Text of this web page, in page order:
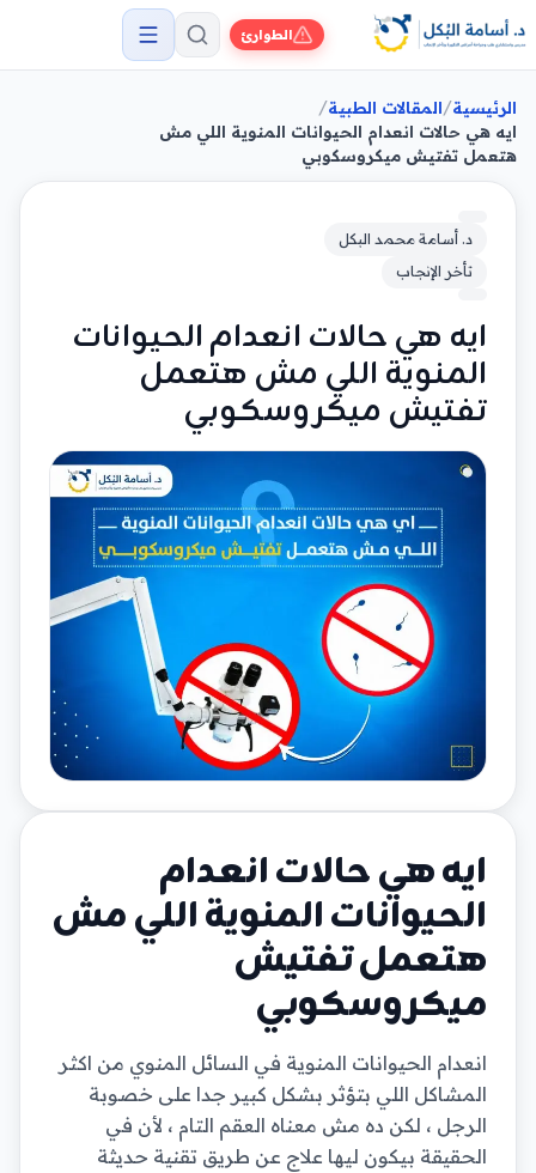
الطوارئ
الرئيسية/المقالات الطبية/
ايه هي حالات انعدام الحيوانات المنوية اللي مش
هتعمل تفتيش ميكروسكوبي
د. أسامة محمد البكل
تأخر الإنجاب
ايه هي حالات انعدام الحيوانات
المنوية اللي مش هتعمل
تفتيش ميكروسكوبي
ايه هي حالات انعدام
الحيوانات المنوية اللي مش
هتعمل تفتيش
ميكروسكوبي
انعدام الحيوانات المنوية في السائل المنوي من اكثر
المشاكل اللي بتؤثر بشكل كبير جدا على خصوبة
الرجل ، لكن ده مش معناه العقم التام ، لأن في
الحقيقة بيكون ليها علاج عن طريق تقنية حديثة